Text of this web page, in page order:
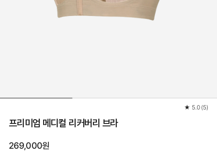
★ 5.0 (5)
프리미엄 메디컬 리커버리 브라
269,000원